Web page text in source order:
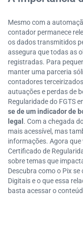
Mesmo com a
contador permanece
os dados transmitidos
assegura que todas as
registradas. Para
manter uma parceria
contadores
autuações e perdas de
Regularidade do FGTS
se de um indicador de
legal . Com a chegada
mais acessível, mas
informações. Agora
Certificado de
sobre temas que
Descubra como o Pix
Digitais e o que essa
basta acessar o